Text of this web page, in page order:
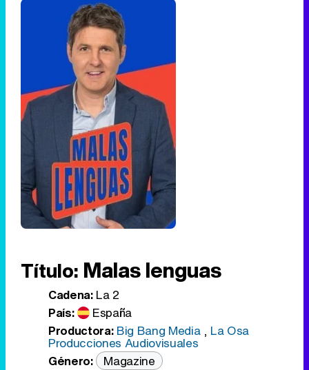
Título: Malas lenguas
Cadena:La 2
País:
España
Productora: Big Bang Media, La Osa
Producciones Audiovisuales
Género:
Magazine